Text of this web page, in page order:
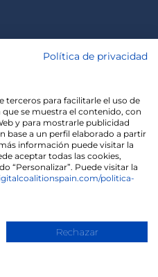
to give you the most
the cookies.
Política de privacidad
terceros para facilitarle el uso de
se muestra el contenido, con
y para mostrarle publicidad
base a un perfil elaborado a partir
información puede visitar la
aceptar todas las cookies,
“Personalizar”. Puede visitar la
politica-
Rechazar